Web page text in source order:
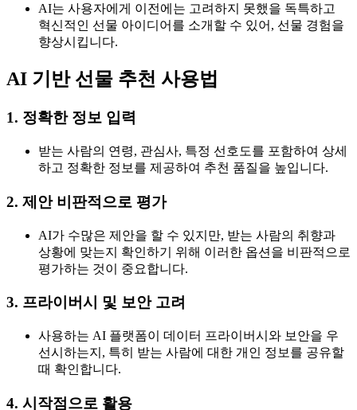
AI는 사용자에게 이전에는 고려하지 못했을 독특하고
혁신적인 선물 아이디어를 소개할 수 있어, 선물 경험을
향상시킵니다.
AI 기반 선물 추천 사용법
1. 정확한 정보 입력
받는 사람의 연령, 관심사, 특정 선호도를 포함하여 상세
하고 정확한 정보를 제공하여 추천 품질을 높입니다.
2. 제안 비판적으로 평가
AI가 수많은 제안을 할 수 있지만, 받는 사람의 취향과
상황에 맞는지 확인하기 위해 이러한 옵션을 비판적으로
평가하는 것이 중요합니다.
3. 프라이버시 및 보안 고려
사용하는 AI 플랫폼이 데이터 프라이버시와 보안을 우
선시하는지, 특히 받는 사람에 대한 개인 정보를 공유할
때 확인합니다.
4. 시작점으로 활용